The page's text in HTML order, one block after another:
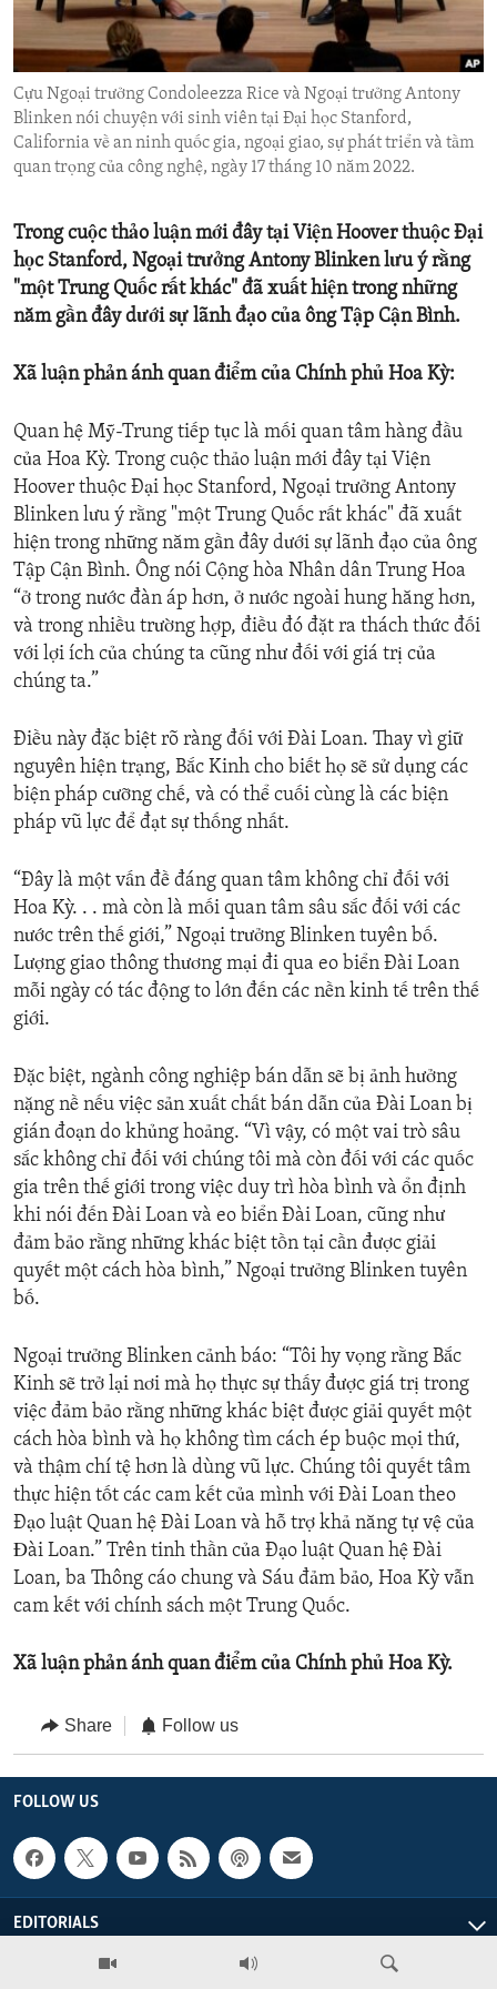
ENVIRONMENT AND HEALTH
IDEALS AND INSTITUTIONS
Cựu Ngoại trưởng Condoleezza Rice và Ngoại trưởng Antony
Blinken nói chuyện với sinh viên tại Đại học Stanford,
California về an ninh quốc gia, ngoại giao, sự phát triển và tầm
quan trọng của công nghệ, ngày 17 tháng 10 năm 2022.
Trong cuộc thảo luận mới đây tại Viện Hoover thuộc Đại
học Stanford, Ngoại trưởng Antony Blinken lưu ý rằng
"một Trung Quốc rất khác" đã xuất hiện trong những
năm gần đây dưới sự lãnh đạo của ông Tập Cận Bình.
Xã luận phản ánh quan điểm của Chính phủ Hoa Kỳ:
Quan hệ Mỹ-Trung tiếp tục là mối quan tâm hàng đầu
của Hoa Kỳ. Trong cuộc thảo luận mới đây tại Viện
Hoover thuộc Đại học Stanford, Ngoại trưởng Antony
Blinken lưu ý rằng "một Trung Quốc rất khác" đã xuất
hiện trong những năm gần đây dưới sự lãnh đạo của ông
Tập Cận Bình. Ông nói Cộng hòa Nhân dân Trung Hoa
“ở trong nước đàn áp hơn, ở nước ngoài hung hăng hơn,
và trong nhiều trường hợp, điều đó đặt ra thách thức đối
với lợi ích của chúng ta cũng như đối với giá trị của
chúng ta.”
Điều này đặc biệt rõ ràng đối với Đài Loan. Thay vì giữ
nguyên hiện trạng, Bắc Kinh cho biết họ sẽ sử dụng các
biện pháp cưỡng chế, và có thể cuối cùng là các biện
pháp vũ lực để đạt sự thống nhất.
“Đây là một vấn đề đáng quan tâm không chỉ đối với
Hoa Kỳ. . . mà còn là mối quan tâm sâu sắc đối với các
nước trên thế giới,” Ngoại trưởng Blinken tuyên bố.
Lượng giao thông thương mại đi qua eo biển Đài Loan
mỗi ngày có tác động to lớn đến các nền kinh tế trên thế
giới.
Đặc biệt, ngành công nghiệp bán dẫn sẽ bị ảnh hưởng
nặng nề nếu việc sản xuất chất bán dẫn của Đài Loan bị
gián đoạn do khủng hoảng. “Vì vậy, có một vai trò sâu
sắc không chỉ đối với chúng tôi mà còn đối với các quốc
gia trên thế giới trong việc duy trì hòa bình và ổn định
khi nói đến Đài Loan và eo biển Đài Loan, cũng như
đảm bảo rằng những khác biệt tồn tại cần được giải
quyết một cách hòa bình,” Ngoại trưởng Blinken tuyên
bố.
Ngoại trưởng Blinken cảnh báo: “Tôi hy vọng rằng Bắc
Kinh sẽ trở lại nơi mà họ thực sự thấy được giá trị trong
việc đảm bảo rằng những khác biệt được giải quyết một
cách hòa bình và họ không tìm cách ép buộc mọi thứ,
và thậm chí tệ hơn là dùng vũ lực. Chúng tôi quyết tâm
thực hiện tốt các cam kết của mình với Đài Loan theo
Đạo luật Quan hệ Đài Loan và hỗ trợ khả năng tự vệ của
Ðài Loan.” Trên tinh thần của Đạo luật Quan hệ Đài
Loan, ba Thông cáo chung và Sáu đảm bảo, Hoa Kỳ vẫn
cam kết với chính sách một Trung Quốc.
Xã luận phản ánh quan điểm của Chính phủ Hoa Kỳ.
Share Follow us
FOLLOW US
EDITORIALS